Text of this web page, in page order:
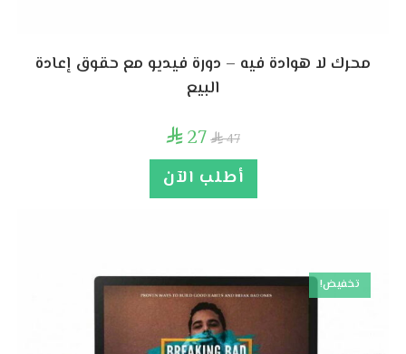
محرك لا هوادة فيه – دورة فيديو مع حقوق إعادة
البيع
47
27
أطلب الآن
تخفيض!